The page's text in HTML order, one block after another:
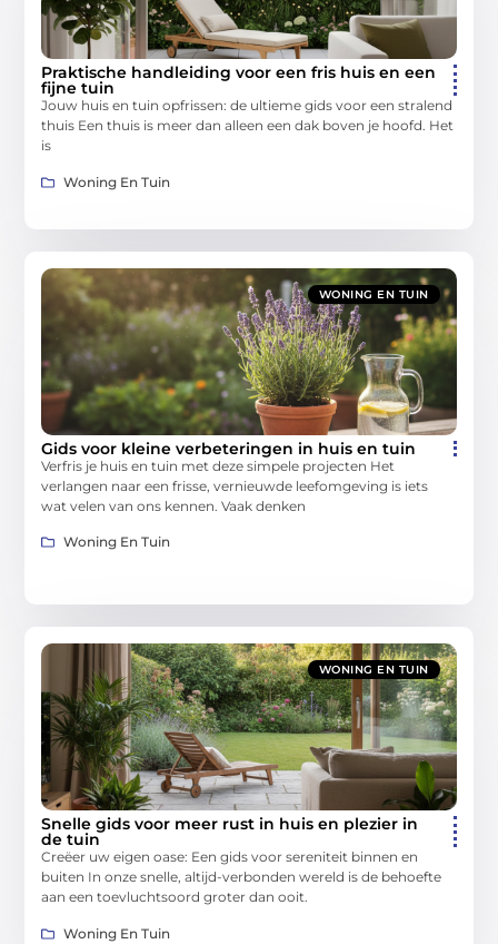
Praktische handleiding voor een fris huis en een
fijne tuin
Jouw huis en tuin opfrissen: de ultieme gids voor een stralend
thuis Een thuis is meer dan alleen een dak boven je hoofd. Het
is
Woning En Tuin
WONING EN TUIN
Gids voor kleine verbeteringen in huis en tuin
Verfris je huis en tuin met deze simpele projecten Het
verlangen naar een frisse, vernieuwde leefomgeving is iets
wat velen van ons kennen. Vaak denken
Woning En Tuin
WONING EN TUIN
Snelle gids voor meer rust in huis en plezier in
de tuin
Creëer uw eigen oase: Een gids voor sereniteit binnen en
buiten In onze snelle, altijd-verbonden wereld is de behoefte
aan een toevluchtsoord groter dan ooit.
Woning En Tuin